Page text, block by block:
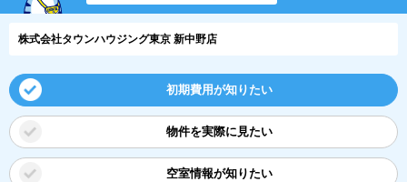
株式会社タウンハウジング東京 新中野店
初期費用が知りたい
物件を実際に見たい
空室情報が知りたい